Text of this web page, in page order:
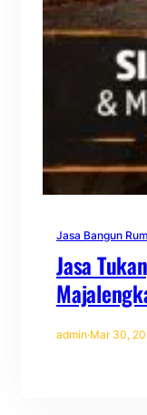
Jasa Bangun
Jasa
admin·Mar 30,